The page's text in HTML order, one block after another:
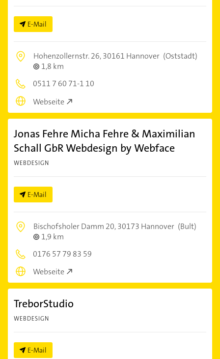
E-Mail
Hohenzollernstr. 26,30161 Hannover (Oststadt)
1,8 km
0511 7 60 71-1 10
Webseite
Jonas Fehre Micha Fehre & Maximilian
Schall GbR Webdesign by Webface
WEBDESIGN
E-Mail
Bischofsholer Damm 20,30173 Hannover (Bult)
1,9 km
0176 57 79 83 59
Webseite
TreborStudio
WEBDESIGN
E-Mail